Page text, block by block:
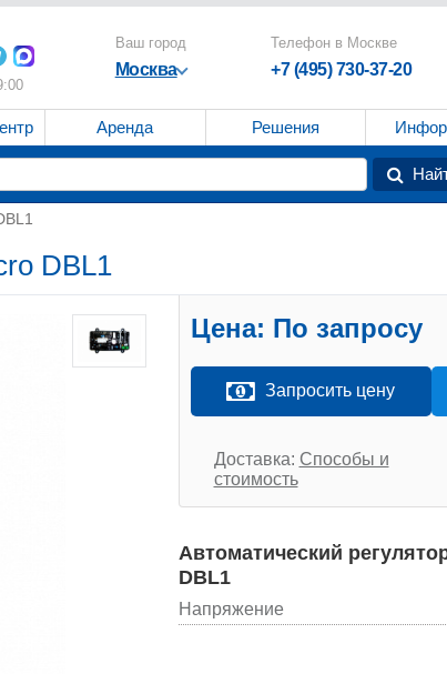
Ваш город
Москва
Телефон в Москве
+7 (495) 730-37-20
Аренда Решения
DBL1
Цена: По запросу
Запросить цену
Доставка: Способы и
стоимость
Автоматический
DBL1
Напряжение